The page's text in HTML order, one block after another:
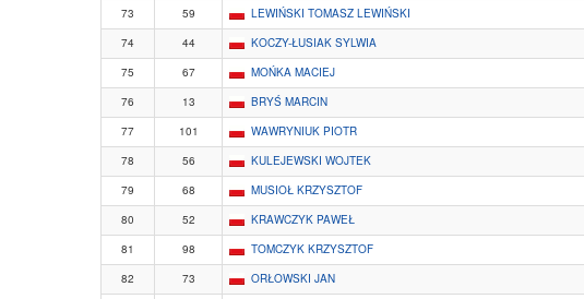
73
59 LEWIŃSKI TOMASZ LEWIŃSKI
74
44 KOCZY-ŁUSIAK SYLWIA
75
67 MOŃKA MACIEJ
76
13 BRYŚ MARCIN
77
101 WAWRYNIUK PIOTR
78
56 KULEJEWSKI WOJTEK
79
68 MUSIOŁ KRZYSZTOF
80
52 KRAWCZYK PAWEŁ
81
98 TOMCZYK KRZYSZTOF
82
73 ORŁOWSKI JAN